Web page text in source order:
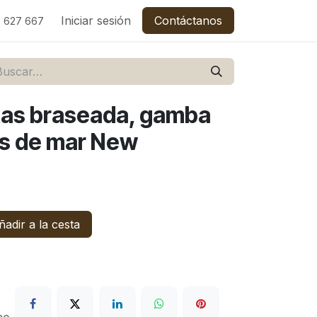
Empleos
627 667 Iniciar sesión Contáctanos
braseada, gamba
de mar New
a la cesta